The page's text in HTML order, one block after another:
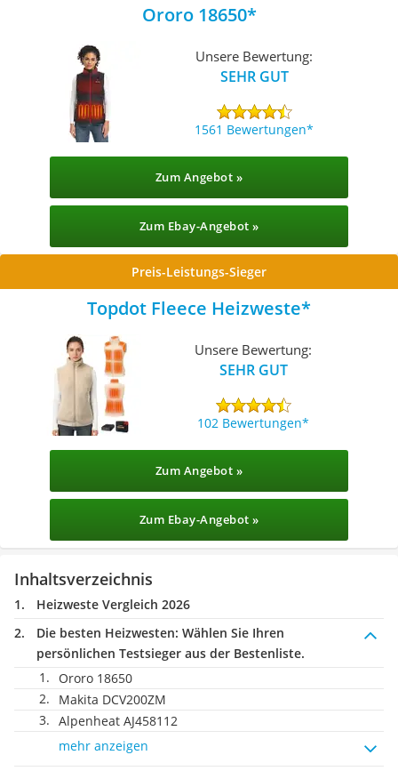
Ororo 18650
Unsere Bewertung:
SEHR GUT
1561 Bewertungen
Zum Angebot »
Zum Ebay-Angebot »
Preis-Leistungs-Sieger
Topdot Fleece Heizweste
Unsere Bewertung:
SEHR GUT
102 Bewertungen
Zum Angebot »
Zum Ebay-Angebot »
Inhaltsverzeichnis
Heizweste Vergleich 2026
Die besten Heizwesten: Wählen Sie Ihren
persönlichen Testsieger aus der Bestenliste.
Ororo 18650
Makita DCV200ZM
Alpenheat AJ458112
mehr anzeigen